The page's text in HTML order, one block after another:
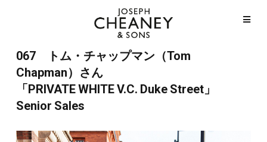
067 トム・チャップマン（Tom
Chapman）さん
「PRIVATE WHITE V.C. Duke Street」
Senior Sales